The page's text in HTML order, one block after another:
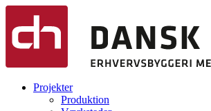
Projekter
Produktion